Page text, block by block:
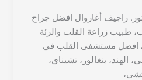
راجيف أغاروال افضل جراح
طبيب زراعة القلب والرئة
افضل مستشفى القلب في
الهند، بنغالور، تشيناي،